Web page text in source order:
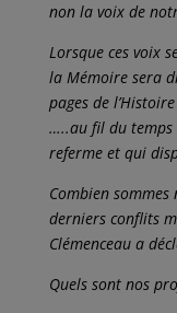
non la voix de
Lorsque ces voix
la Mémoire sera
pages de
…..au fil du temps
referme et qui
Combien
derniers conflits
Clémenceau a
Quels sont nos